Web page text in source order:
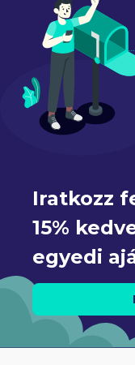
Iratkozz
15%
egyedi